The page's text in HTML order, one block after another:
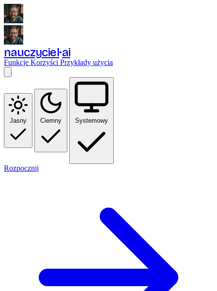
nauczyciel ai
Funkcje Korzyści Przykłady użycia
Jasny Ciemny Systemowy
Rozpocznij